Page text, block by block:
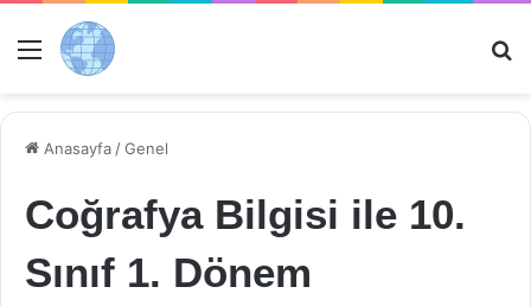
Menü
Anasayfa /Genel
Coğrafya Bilgisi ile 10.
Sınıf 1. Dönem